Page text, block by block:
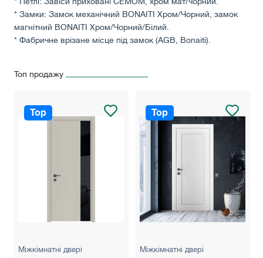
* Замки: Замок механічний BONAITI Хром/Чорний, замок
магнітний BONAITI Хром/Чорний/Білий.
* Фабричне врізане місце під замок (AGB, Bonaiti).
світлий.
замка.
!!! Будь ласка, зʼясуте точну вартість дверей у
менеджера в зв'язку із можливою зміною курсу валют!
Топ продажу
Top
Міжкімнатні двері
Top
Міжкімнатні двері